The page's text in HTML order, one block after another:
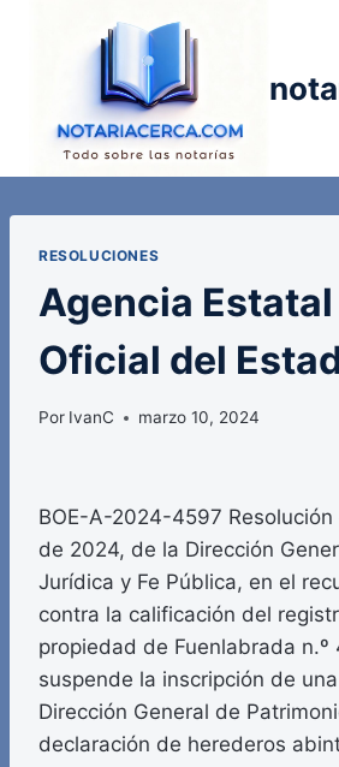
RESOLUCIONES
Agencia
Oficial del
Por IvanC marzo 10, 2024
BOE-A-2024-4597
de 2024, de la Dirección
Jurídica y Fe Pública, en el
contra la calificación del
propiedad de Fuenlabrada n.º
suspende la inscripción de
Dirección General de
declaración de herederos